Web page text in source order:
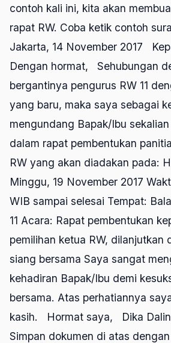
contoh kali ini, kita akan
rapat RW. Coba ketik contoh
Jakarta, 14 November 2017
Dengan hormat, Sehubungan
bergantinya pengurus RW 11
yang baru, maka saya sebagai
mengundang Bapak/Ibu
dalam rapat pembentukan
RW yang akan diadakan pada:
Minggu, 19 November 2017
WIB sampai selesai Tempat:
11 Acara: Rapat pembentukan
pemilihan ketua RW, dilanjutkan
siang bersama Saya sangat
kehadiran Bapak/Ibu demi
bersama. Atas perhatiannya
kasih. Hormat saya, Dika Dalin
Simpan dokumen di atas